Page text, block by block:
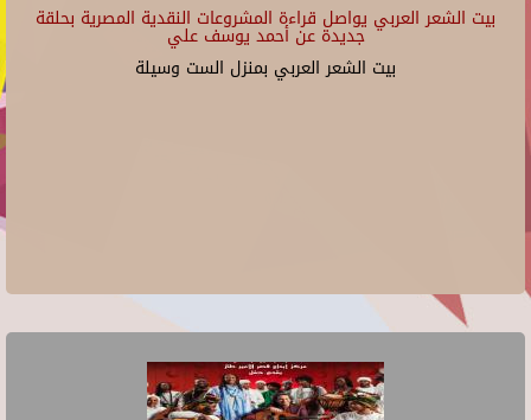
بيت الشعر العربي يواصل قراءة المشروعات النقدية المصرية بحلقة
جديدة عن أحمد يوسف علي
بيت الشعر العربي بمنزل الست وسيلة